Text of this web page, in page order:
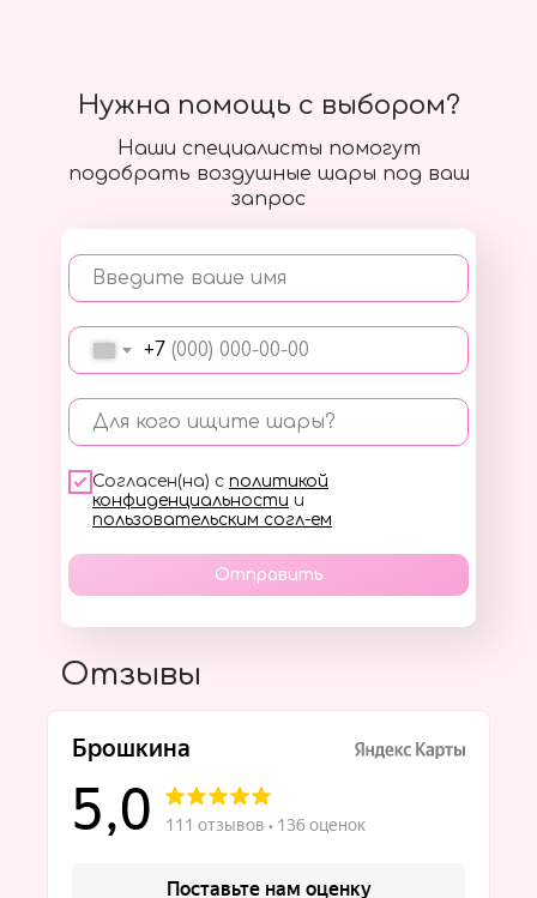
Наши специалисты помогут
подобрать воздушные шары под ваш
запрос
Введите ваше имя
+7
Для кого ищите шары?
Согласен(на) с политикой
конфиденциальности и
пользовательским согл-ем
Отправить
Нужна помощь с выбором?
Отзывы